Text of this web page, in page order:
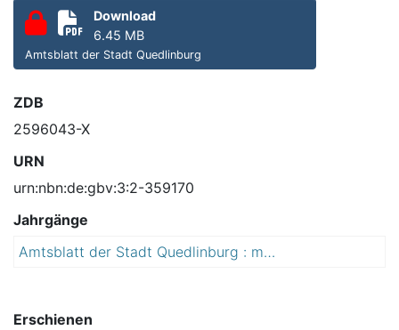
Download
6.45 MB
Amtsblatt der Stadt Quedlinburg
ZDB
2596043-X
URN
urn:nbn:de:gbv:3:2-359170
Jahrgänge
Amtsblatt der Stadt Quedlinburg : mit den Ortschaften Bad Suderode und Gernrode/ Hrsg.: Stadt Quedlinburg
Erschienen